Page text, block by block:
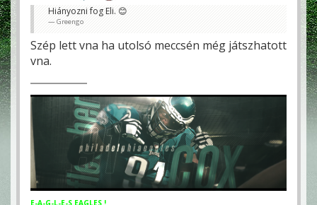
Hiányozni fog Eli. 😊
Greengo
Szép lett vna ha utolsó meccsén még játszhatott
vna.
E-A-G-L-E-S EAGLES !